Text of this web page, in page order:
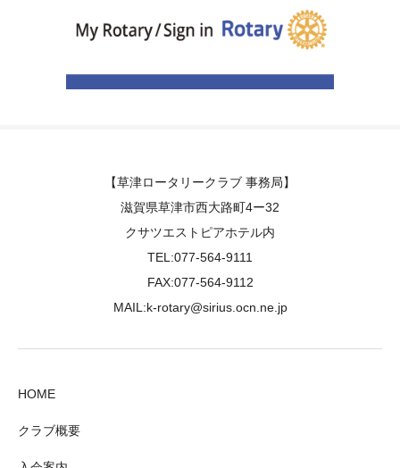
【草津ロータリークラブ 事務局】
滋賀県草津市西大路町4ー32
クサツエストピアホテル内
TEL:077-564-9111
FAX:077-564-9112
MAIL:k-rotary@sirius.ocn.ne.jp
HOME
クラブ概要